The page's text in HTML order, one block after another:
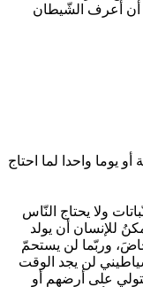
الشّيطان
واحدا لما احتاج
ولا يحتاج النّاس
أن يولد
لن يستحمّ
لن يجد الوقت
على أرضهم أو